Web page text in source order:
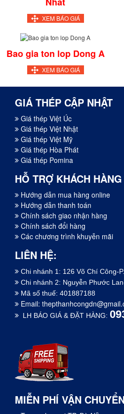
XEM BÁO GIÁ
Bao gia ton lop Dong A
XEM BÁO GIÁ
GIÁ THÉP CẬP NHẬT
Giá thép Việt Úc
Giá thép Việt Nhật
Giá thép Việt Mỹ
Giá thép Hòa Phát
Giá thép Pomina
HỖ TRỢ KHÁCH HÀNG
Hướng dẫn mua hàng online
Hướng dẫn thanh toán
Chính sách giao nhận hàng
Chính sách đổi hàng
Các chương trình khuyễn mãi
LIÊN HỆ:
Chi nhánh 1: 126 Võ Chí Công-
Chi nhánh 2: Nguyễn Phước
Mã số thuế: 401887188
Email:
LH BÁO GIÁ & ĐẶT HÀNG:
MIỄN PHÍ VẬN